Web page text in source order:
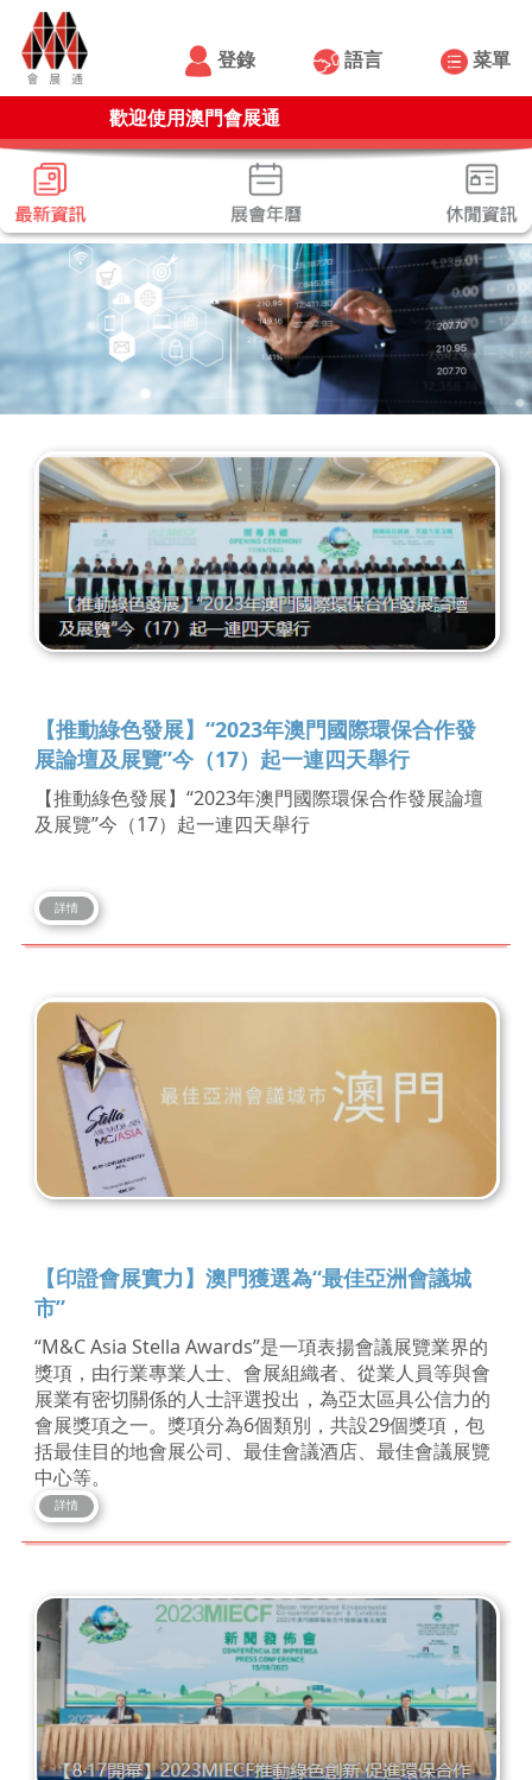
登錄 語言 菜單
歡迎使用澳門會展通
【推動綠色發展】“2023年澳門國際環保合作發
展論壇及展覽”今（17）起一連四天舉行
【推動綠色發展】“2023年澳門國際環保合作發展論壇
及展覽”今（17）起一連四天舉行
詳情
【印證會展實力】澳門獲選為“最佳亞洲會議城
市”
“M&C Asia Stella Awards”是一項表揚會議展覽業界的
獎項，由行業專業人士、會展組織者、從業人員等與會
展業有密切關係的人士評選投出，為亞太區具公信力的
會展獎項之一。獎項分為6個類別，共設29個獎項，包
括最佳目的地會展公司、最佳會議酒店、最佳會議展覽
中心等。
詳情